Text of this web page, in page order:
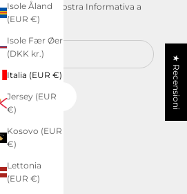
Isole Åland
(EUR €)
Isole Fær Øer
(DKK kr.)
Italia (EUR €)
Jersey (EUR
€)
Kosovo (EUR
€)
Lettonia
(EUR €)
consulta la nostra Informativa a
privacy.
alla newsletter ★ Recensioni